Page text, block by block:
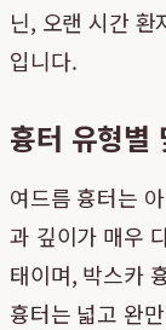
닌, 오랜 시간 환
입니다.
흉터 유형별
여드름 흉터는
과 깊이가 매우
태이며, 박스카
흉터는 넓고 완